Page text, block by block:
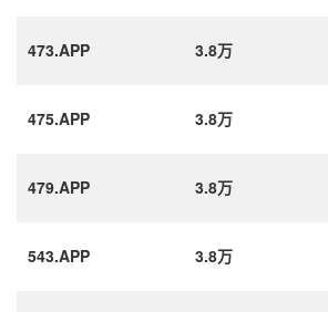
473.APP 3.8万
475.APP 3.8万
479.APP 3.8万
543.APP 3.8万